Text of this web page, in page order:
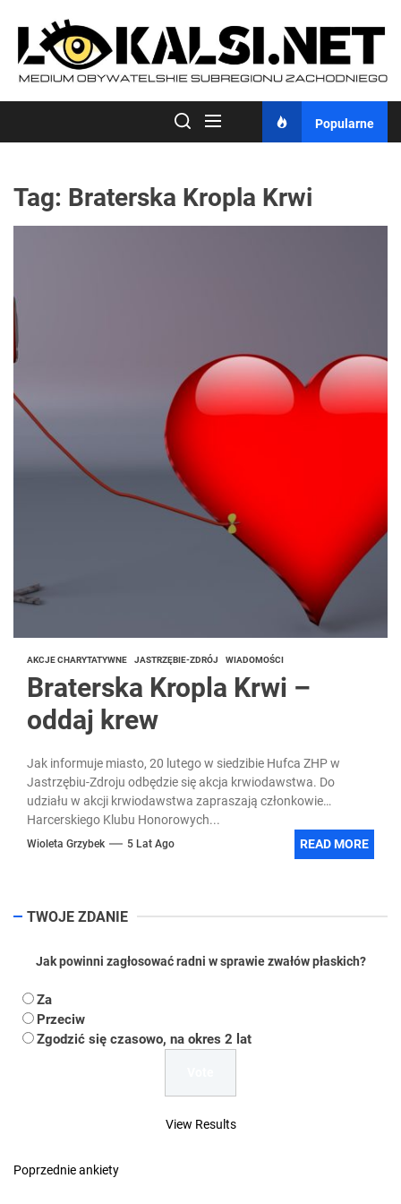
content
Popularne
Tag: Braterska Kropla Krwi
AKCJE CHARYTATYWNE JASTRZĘBIE-ZDRÓJ WIADOMOŚCI
Braterska Kropla Krwi –
oddaj krew
Jak informuje miasto, 20 lutego w siedzibie Hufca ZHP w
Jastrzębiu-Zdroju odbędzie się akcja krwiodawstwa. Do
udziału w akcji krwiodawstwa zapraszają członkowie
Harcerskiego Klubu Honorowych...
Wioleta Grzybek 5 Lat Ago READ MORE
TWOJE ZDANIE
Jak powinni zagłosować radni w sprawie zwałów płaskich?
Za
Przeciw
Zgodzić się czasowo, na okres 2 lat
View Results
Poprzednie ankiety